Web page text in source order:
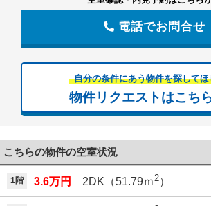
電話でお問合せ
自分の条件にあう物件を探してほ
物件リクエストはこち
こちらの物件の空室状況
1階 3.6万円 2DK（51.79ｍ2）